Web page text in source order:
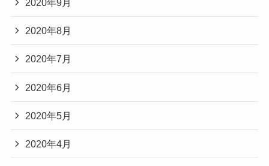
2020年9月
2020年8月
2020年7月
2020年6月
2020年5月
2020年4月